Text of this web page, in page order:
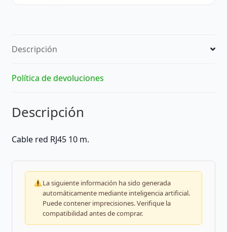
Descripción
Política de devoluciones
Descripción
Cable red RJ45 10 m.
La siguiente información ha sido generada
automáticamente mediante inteligencia artificial.
Puede contener imprecisiones. Verifique la
compatibilidad antes de comprar.